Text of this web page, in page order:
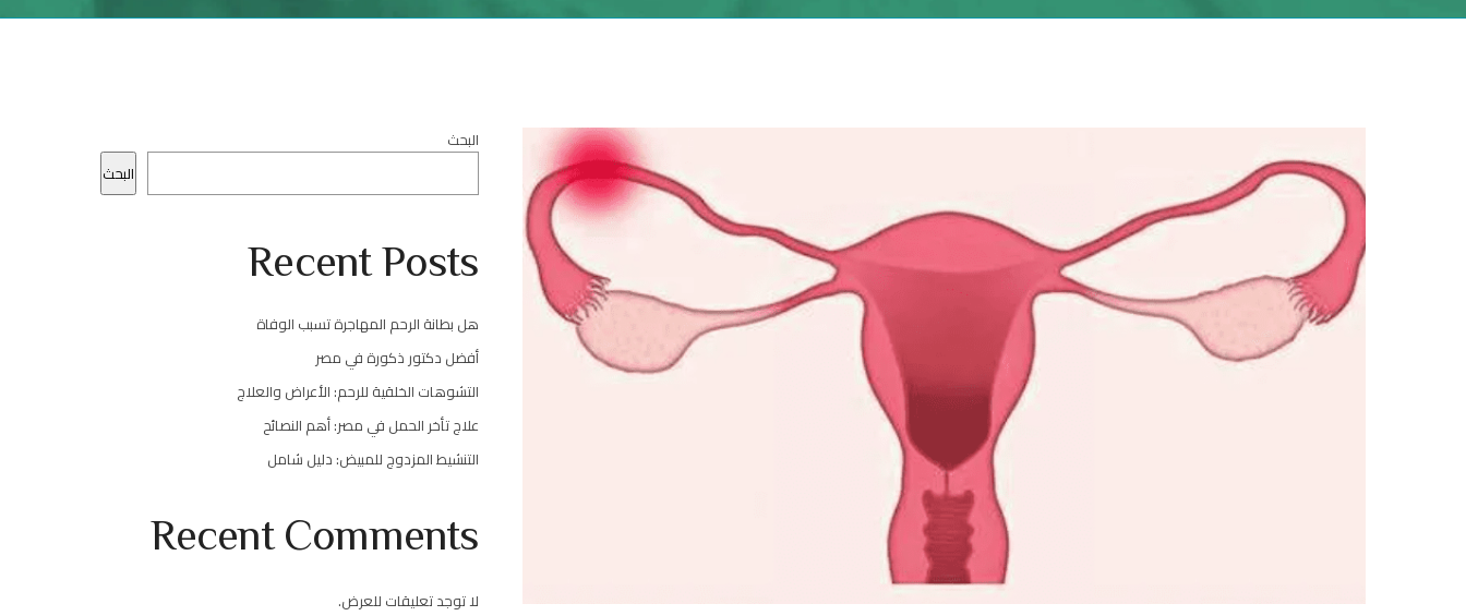
البحث
البحث
Recent Posts
هل بطانة الرحم المهاجرة تسبب الوفاة
أفضل دكتور ذكورة في مصر
التشوهات الخلقية للرحم: الأعراض والعلاج
علاج تأخر الحمل في مصر: أهم النصائح
التنشيط المزدوج للمبيض: دليل شامل
Recent Comments
لا توجد تعليقات للعرض.